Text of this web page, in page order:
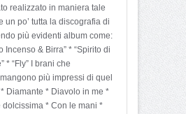
realizzato in maniera tale
un po’ tutta la discografia di
più evidenti album come:
Incenso & Birra” * “Spirito di
* “Fly” I brani che
più impressi di quel
Diamante * Diavolo in me *
dolcissima * Con le mani *